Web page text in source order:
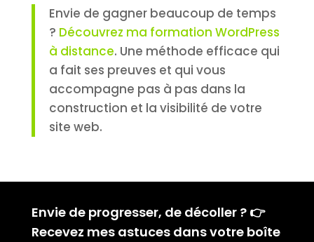
Envie de gagner beaucoup de temps
? Découvrez ma formation WordPress
à distance. Une méthode efficace qui
a fait ses preuves et qui vous
accompagne pas à pas dans la
construction et la visibilité de votre
site web.
Envie de progresser, de décoller ? 👉
Recevez mes astuces dans votre boîte